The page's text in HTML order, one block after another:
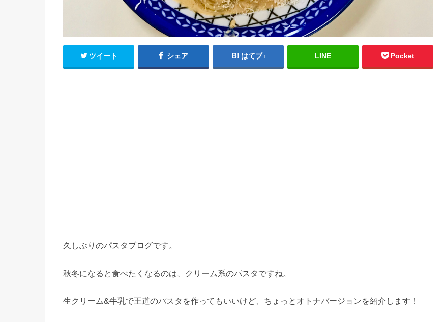
ツイート シェア はてブ1 LINE Pocket
久しぶりのパスタブログです。
秋冬になると食べたくなるのは、クリーム系のパスタですね。
生クリーム&牛乳で王道のパスタを作ってもいいけど、ちょっとオトナバージョンを紹介します！